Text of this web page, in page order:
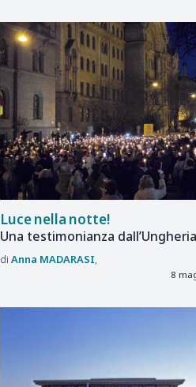
Luce nella notte!
Una testimonianza dall’Ungheria
Anna MADARASI
8